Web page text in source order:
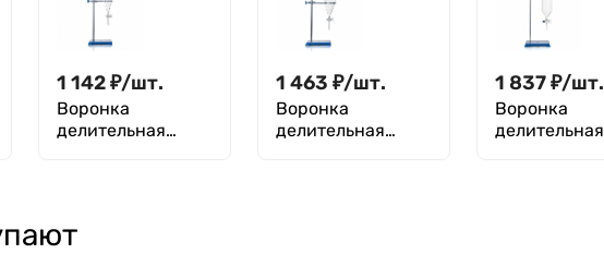
1 142₽/шт.
Воронка
делительная
Лаборио
1 463 ₽/шт.
Воронка
делительная
1 837₽/шт.
Воронка
делительная